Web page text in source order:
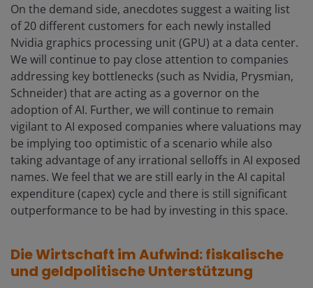
On the demand side, anecdotes suggest a waiting list
of 20 different customers for each newly installed
Nvidia graphics processing unit (GPU) at a data center.
We will continue to pay close attention to companies
addressing key bottlenecks (such as Nvidia, Prysmian,
Schneider) that are acting as a governor on the
adoption of AI. Further, we will continue to remain
vigilant to AI exposed companies where valuations may
be implying too optimistic of a scenario while also
taking advantage of any irrational selloffs in AI exposed
names. We feel that we are still early in the AI capital
expenditure (capex) cycle and there is still significant
outperformance to be had by investing in this space.
Die Wirtschaft im Aufwind: fiskalische
und geldpolitische Unterstützung